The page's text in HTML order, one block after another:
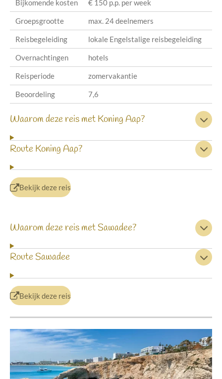
Bijkomende kosten € 150 p.p. per week
Groepsgrootte max. 24 deelnemers
Reisbegeleiding lokale Engelstalige reisbegeleiding
Overnachtingen hotels
Reisperiode zomervakantie
Beoordeling 7,6
Waarom deze reis met Koning Aap?
Route Koning Aap?
Bekijk deze reis
Waarom deze reis met Sawadee?
Route Sawadee
Bekijk deze reis